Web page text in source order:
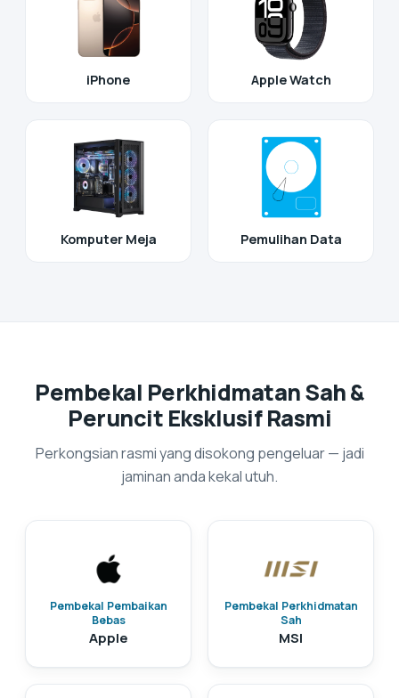
iPhone Apple Watch
Komputer Meja Pemulihan Data
Pembekal Perkhidmatan Sah &
Peruncit Eksklusif Rasmi
Perkongsian rasmi yang disokong pengeluar — jadi
jaminan anda kekal utuh.
Pembekal Pembaikan
Bebas
Apple
Pembekal Perkhidmatan
Sah
MSI